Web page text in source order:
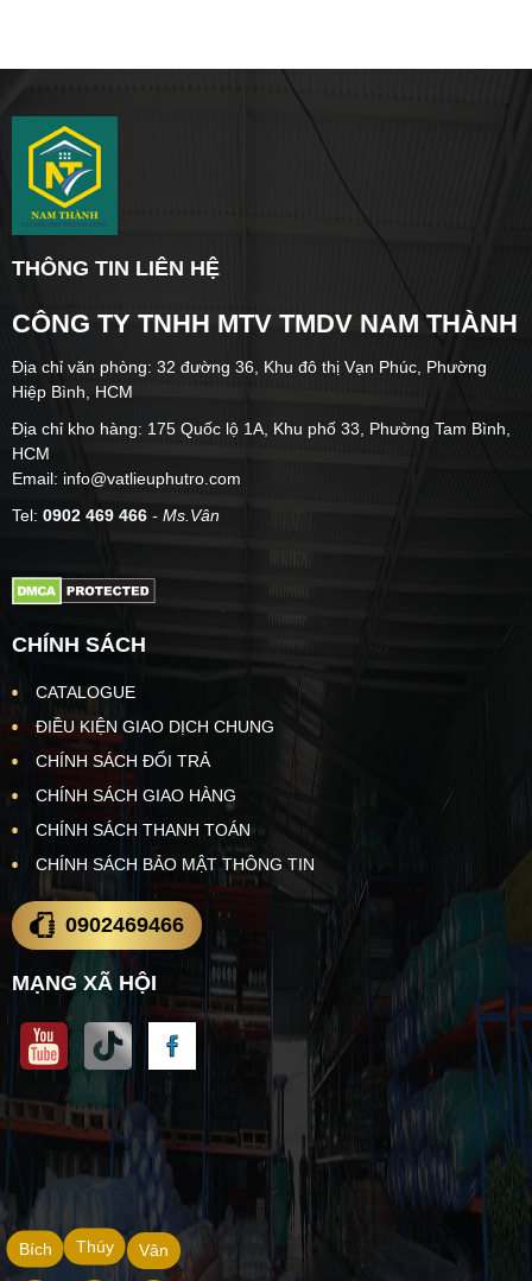
THÔNG TIN LIÊN HỆ
CÔNG TY TNHH MTV TMDV NAM THÀNH
Địa chỉ văn phòng: 32 đường 36, Khu đô thị Vạn Phúc, Phường
Hiệp Bình, HCM
Địa chỉ kho hàng: 175 Quốc lộ 1A, Khu phố 33, Phường Tam Bình,
HCM
Email: info@vatlieuphutro.com
Tel: 0902 469 466 - Ms.Vân
CHÍNH SÁCH
CATALOGUE
ĐIỀU KIỆN GIAO DỊCH CHUNG
CHÍNH SÁCH ĐỔI TRẢ
CHÍNH SÁCH GIAO HÀNG
CHÍNH SÁCH THANH TOÁN
CHÍNH SÁCH BẢO MẬT THÔNG TIN
0902469466
MẠNG XÃ HỘI
Vân
Thúy
Bích